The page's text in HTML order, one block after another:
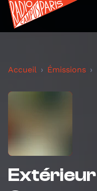
Accueil Émissions
Extérieur